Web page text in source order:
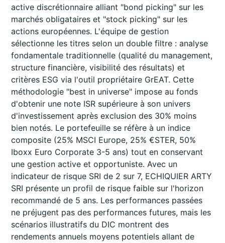
active discrétionnaire alliant "bond picking" sur les
marchés obligataires et "stock picking" sur les
actions européennes. L'équipe de gestion
sélectionne les titres selon un double filtre : analyse
fondamentale traditionnelle (qualité du management,
structure financière, visibilité des résultats) et
critères ESG via l'outil propriétaire GrEAT. Cette
méthodologie "best in universe" impose au fonds
d'obtenir une note ISR supérieure à son univers
d'investissement après exclusion des 30% moins
bien notés. Le portefeuille se réfère à un indice
composite (25% MSCI Europe, 25% €STER, 50%
Iboxx Euro Corporate 3-5 ans) tout en conservant
une gestion active et opportuniste. Avec un
indicateur de risque SRI de 2 sur 7, ECHIQUIER ARTY
SRI présente un profil de risque faible sur l'horizon
recommandé de 5 ans. Les performances passées
ne préjugent pas des performances futures, mais les
scénarios illustratifs du DIC montrent des
rendements annuels moyens potentiels allant de